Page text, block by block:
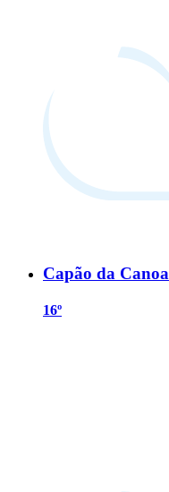
Capão da Canoa
16º